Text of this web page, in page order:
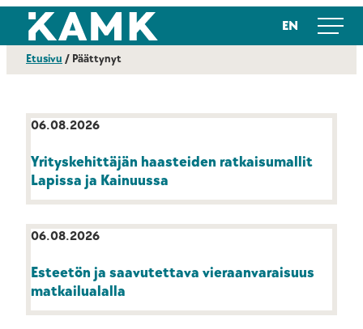
Siirry
suoraan
sisältöön
Kajaanin ammattikorkeakoulu EN
Etusivu / Päättynyt
06.08.2026
Yrityskehittäjän haasteiden ratkaisumallit
Lapissa ja Kainuussa
06.08.2026
Esteetön ja saavutettava vieraanvaraisuus
matkailualalla